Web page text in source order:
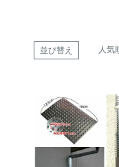
並び替え 人気